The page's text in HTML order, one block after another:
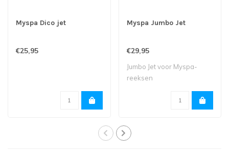
Myspa Dico jet
€25,95
Myspa Jumbo Jet
€29,95
Jumbo Jet voor Myspa-
reeksen